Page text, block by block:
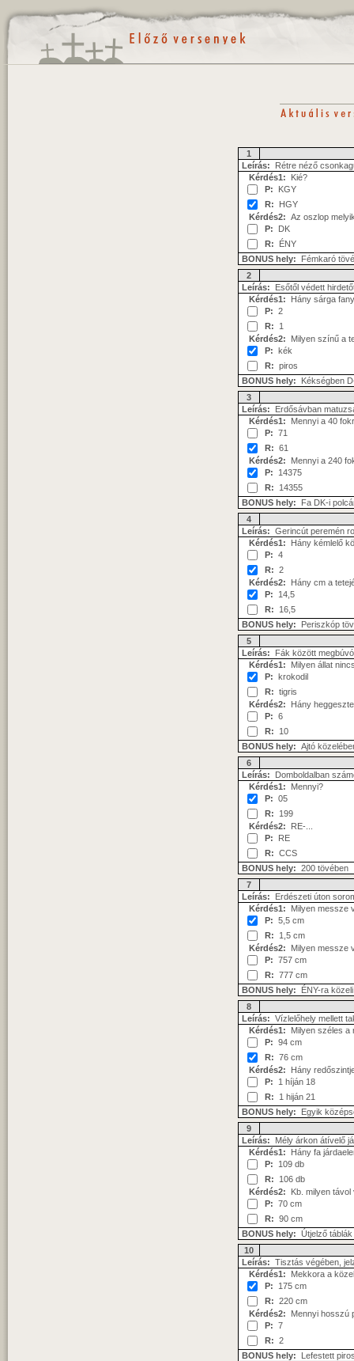
1
Leírás: Rétre néző
Kérdés1: Kié?
P: KGY
R: HGY
Kérdés2: Az oszlop
P: DK
R: ÉNY
BONUS hely: Fémkaró
2
Leírás: Esőtől védett
Kérdés1: Hány sárga
P: 2
R: 1
Kérdés2: Milyen színű a
P: kék
R: piros
BONUS hely: Kékségben
3
Leírás: Erdősávban
Kérdés1: Mennyi a 40
P: 71
R: 61
Kérdés2: Mennyi a 240
P: 14375
R: 14355
BONUS hely: Fa DK-i
4
Leírás: Gerincút peremén
Kérdés1: Hány kémlelő
P: 4
R: 2
Kérdés2: Hány cm a
P: 14,5
R: 16,5
BONUS hely: Periszkóp
5
Leírás: Fák között
Kérdés1: Milyen állat
P: krokodil
R: tigris
Kérdés2: Hány
P: 6
R: 10
BONUS hely: Ajtó
6
Leírás: Domboldalban
Kérdés1: Mennyi?
P: 05
R: 199
Kérdés2: RE-...
P: RE
R: CCS
BONUS hely: 200 tövében
7
Leírás: Erdészeti úton
Kérdés1: Milyen messze
P: 5,5 cm
R: 1,5 cm
Kérdés2: Milyen messze
P: 757 cm
R: 777 cm
BONUS hely: ÉNY-ra
8
Leírás: Vízlelőhely mellett
Kérdés1: Milyen széles a
P: 94 cm
R: 76 cm
Kérdés2: Hány
P: 1 híján 18
R: 1 hiján 21
BONUS hely: Egyik
9
Leírás: Mély árkon átívelő
Kérdés1: Hány fa
P: 109 db
R: 106 db
Kérdés2: Kb. milyen
P: 70 cm
R: 90 cm
BONUS hely: Útjelző
10
Leírás: Tisztás végében,
Kérdés1: Mekkora a
P: 175 cm
R: 220 cm
Kérdés2: Mennyi hosszú
P: 7
R: 2
BONUS hely: Lefestett